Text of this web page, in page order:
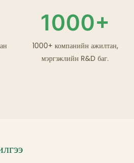
1000+
1000+ компанийн ажилтан,
мэргэжлийн R&D баг.